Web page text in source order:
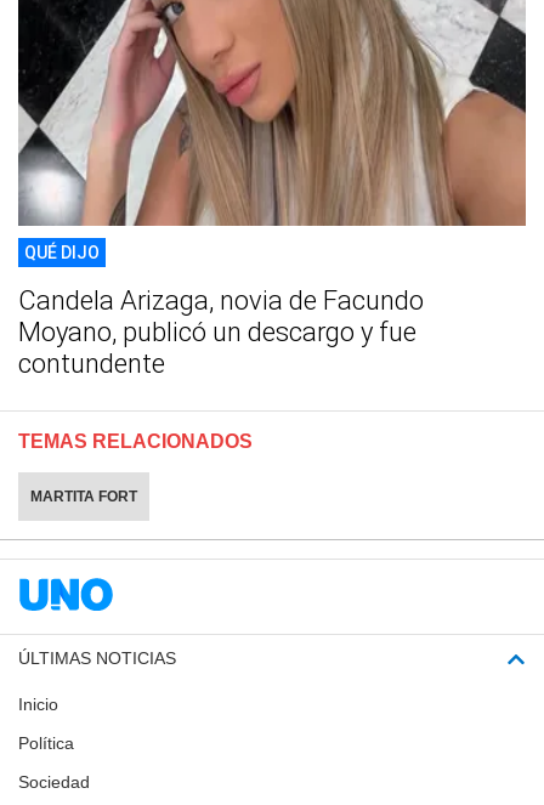
QUÉ DIJO
Candela Arizaga, novia de Facundo
Moyano, publicó un descargo y fue
contundente
TEMAS RELACIONADOS
MARTITA FORT
ÚLTIMAS NOTICIAS
Inicio
Política
Sociedad